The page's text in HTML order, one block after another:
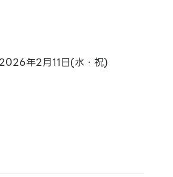
年2月11日(水・祝)